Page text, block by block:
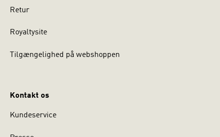
Retur
Royaltysite
Tilgængelighed på webshoppen
Kontakt os
Kundeservice